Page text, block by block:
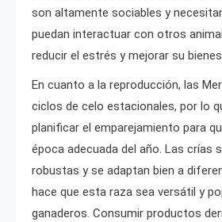
son altamente sociables y
puedan interactuar con otros
reducir el estrés y mejorar su
En cuanto a la reproducción, las
ciclos de celo estacionales, por lo
planificar el emparejamiento para
época adecuada del año. Las crías
robustas y se adaptan bien a
hace que esta raza sea versátil y
ganaderos. Consumir productos